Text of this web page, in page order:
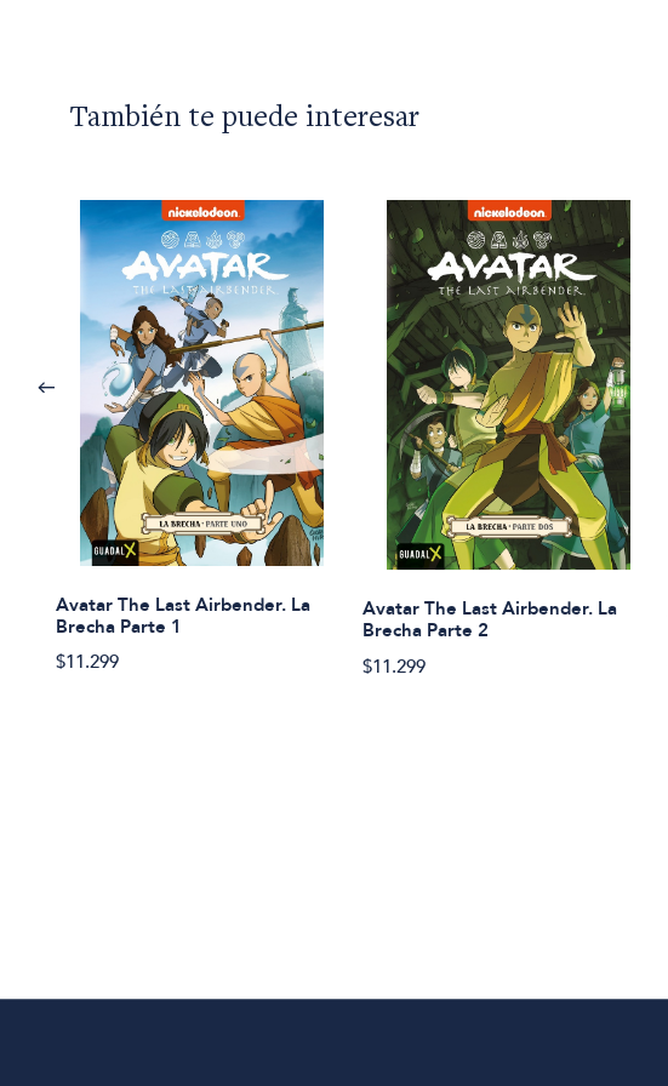
También te puede interesar
Avatar The Last Airbender. La
Brecha Parte 1
$11.299
Avatar The Last Airbender. La
Brecha Parte 2
$11.299